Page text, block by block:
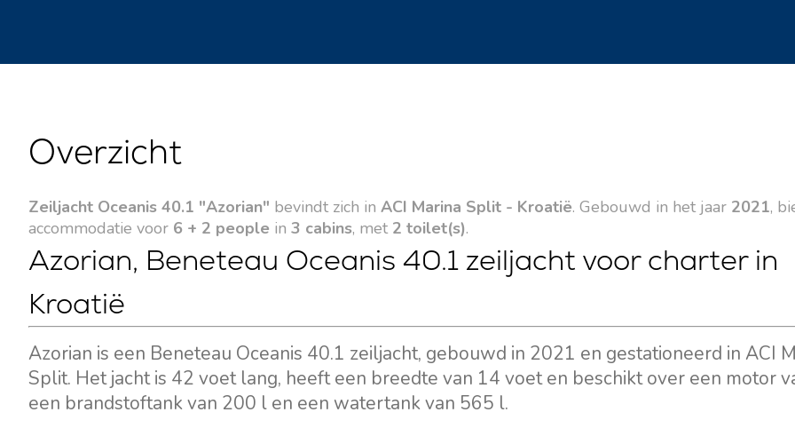
Overzicht
Zeiljacht Oceanis 40.1 "Azorian" bevindt zich in ACI Marina Split - Kroatië. Gebouwd in het jaar 2021,
accommodatie voor 6 + 2 people in 3 cabins, met 2 toilet(s).
Azorian, Beneteau Oceanis 40.1 zeiljacht voor charter in
Kroatië
Azorian is een Beneteau Oceanis 40.1 zeiljacht, gebouwd in 2021 en gestationeerd in ACI
Split. Het jacht is 42 voet lang, heeft een breedte van 14 voet en beschikt over een motor
een brandstoftank van 200 l en een watertank van 565 l.